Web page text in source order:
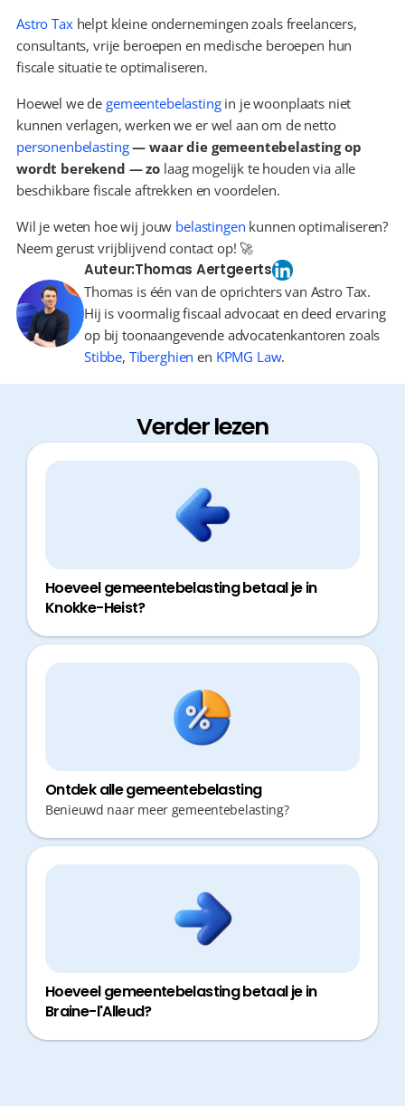
Astro Tax helpt kleine ondernemingen zoals freelancers,
consultants, vrije beroepen en medische beroepen hun
fiscale situatie te optimaliseren.
Hoewel we de gemeentebelasting in je woonplaats niet
kunnen verlagen, werken we er wel aan om de netto
personenbelasting — waar die gemeentebelasting op
wordt berekend — zo laag mogelijk te houden via alle
beschikbare fiscale aftrekken en voordelen.
Wil je weten hoe wij jouw belastingen kunnen optimaliseren?
Neem gerust vrijblijvend contact op! 🚀
Auteur:Thomas Aertgeerts
Thomas is één van de oprichters van Astro Tax.
Hij is voormalig fiscaal advocaat en deed ervaring
op bij toonaangevende advocatenkantoren zoals
Stibbe, Tiberghien en KPMG Law.
Verder lezen
Hoeveel gemeentebelasting betaal je in
Knokke-Heist?
Ontdek alle gemeentebelasting
Benieuwd naar meer gemeentebelasting?
Hoeveel gemeentebelasting betaal je in
Braine-l'Alleud?